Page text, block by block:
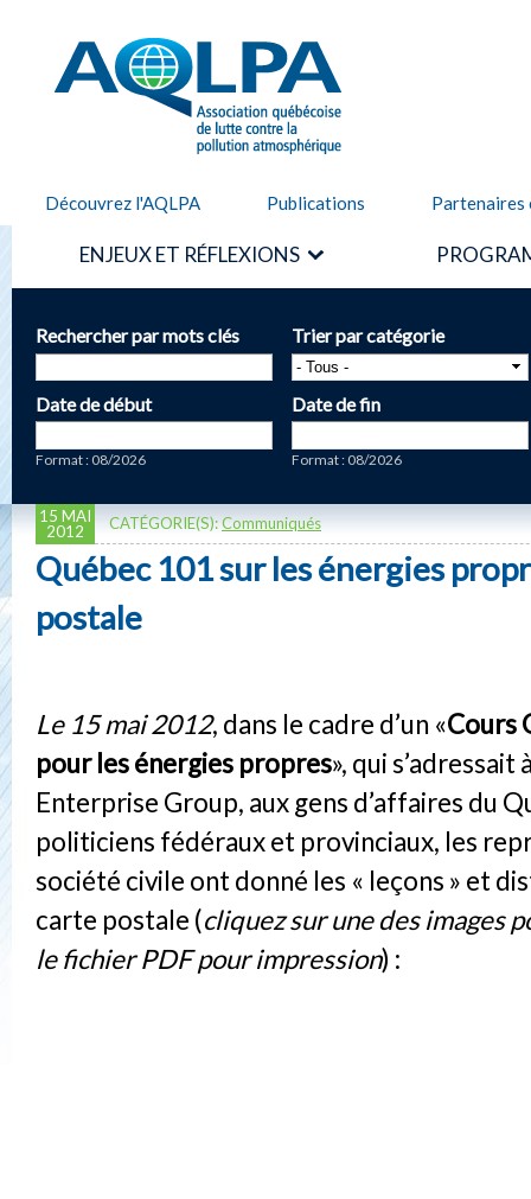
AQLPA
Découvrez l'AQLPA Publications Partenaires
ENJEUX ET RÉFLEXIONS
Rechercher par mots clés Trier par catégorie
Date de début
Format : 08/2026
Date de fin
Format : 08/2026
15 MAI
2012
CATÉGORIE(S):Communiqués
Québec 101 sur les énergies
postale
Le 15 mai 2012, dans le cadre d’un «Cours
pour les énergies propres», qui
Enterprise Group, aux gens d’affaires du
politiciens fédéraux et provinciaux, les
société civile ont donné les « leçons » et
carte postale (cliquez sur une des images
le fichier PDF pour impression) :